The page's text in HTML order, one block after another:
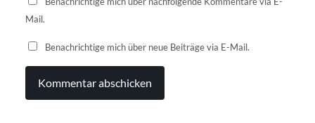
Mail.
Benachrichtige mich über neue Beiträge via E-Mail.